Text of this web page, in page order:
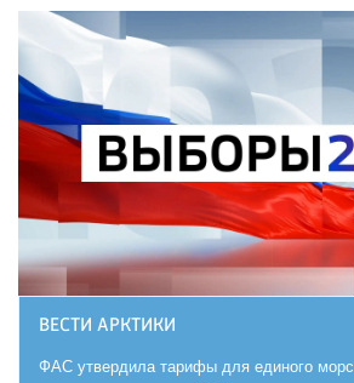
ВЕСТИ АРКТИКИ
ФАС утвердила тарифы для единого